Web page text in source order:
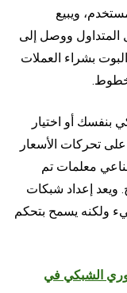
ويبيع
المتداول ووصل إلى
بشراء العملات
بنفسك أو اختيار
على تحركات الأسعار
معلمات تم
ويعد إعداد شبكات
ولكنه يسمح بتحكم
الشبكي في